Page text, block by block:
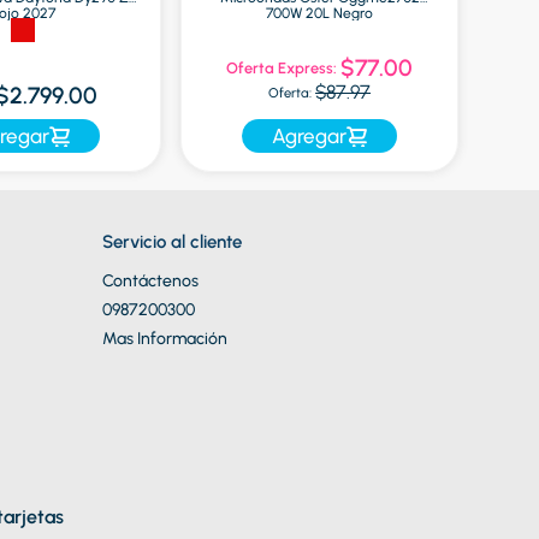
2027
700W 20L Negro
Oferta Express: $77.00
Oferta: $87.97
Agregar
Servicio al cliente
Contáctenos
0987200300
Mas Información